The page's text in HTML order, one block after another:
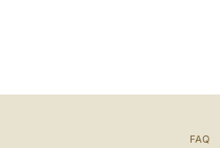
FAQ